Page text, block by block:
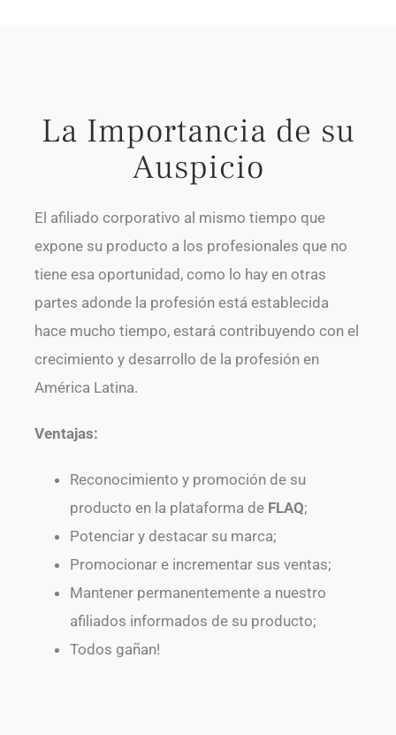
La Importancia de su
Auspicio
El afiliado corporativo al mismo tiempo que
expone su producto a los profesionales que no
tiene esa oportunidad, como lo hay en otras
partes adonde la profesión está establecida
hace mucho tiempo, estará contribuyendo con el
crecimiento y desarrollo de la profesión en
América Latina.
Ventajas:
Reconocimiento y promoción de su
producto en la plataforma de FLAQ;
Potenciar y destacar su marca;
Promocionar e incrementar sus ventas;
Mantener permanentemente a nuestro
afiliados informados de su producto;
Todos gañan!